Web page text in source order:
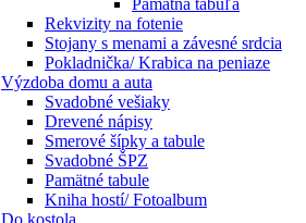
Pamätná tabuľa
Rekvizity na fotenie
Stojany s menami a závesné srdcia
Pokladnička/ Krabica na peniaze
Výzdoba domu a auta
Svadobné vešiaky
Drevené nápisy
Smerové šípky a tabule
Svadobné ŠPZ
Pamätné tabule
Kniha hostí/ Fotoalbum
Do kostola